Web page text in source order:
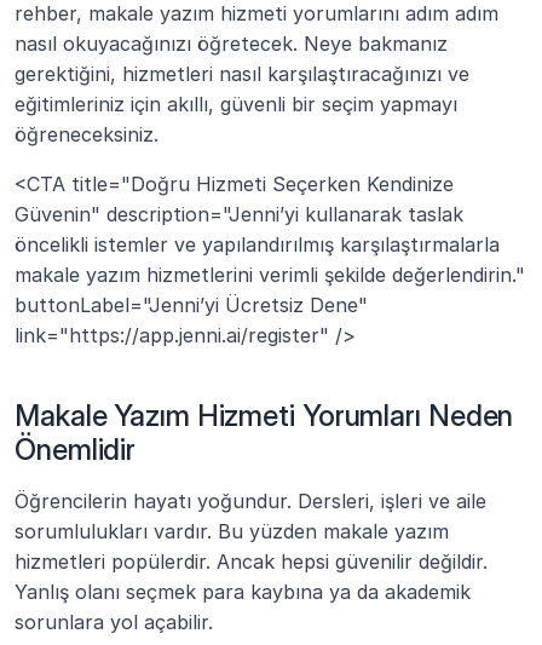
rehber, makale yazım hizmeti yorumlarını adım adım
nasıl okuyacağınızı öğretecek. Neye bakmanız
gerektiğini, hizmetleri nasıl karşılaştıracağınızı ve
eğitimleriniz için akıllı, güvenli bir seçim yapmayı
öğreneceksiniz.
<CTA title="Doğru Hizmeti Seçerken Kendinize
Güvenin" description="Jenni’yi kullanarak taslak
öncelikli istemler ve yapılandırılmış karşılaştırmalarla
makale yazım hizmetlerini verimli şekilde değerlendirin."
buttonLabel="Jenni’yi Ücretsiz Dene"
link="https://app.jenni.ai/register" />
Makale Yazım Hizmeti Yorumları Neden
Önemlidir
Öğrencilerin hayatı yoğundur. Dersleri, işleri ve aile
sorumlulukları vardır. Bu yüzden makale yazım
hizmetleri popülerdir. Ancak hepsi güvenilir değildir.
Yanlış olanı seçmek para kaybına ya da akademik
sorunlara yol açabilir.